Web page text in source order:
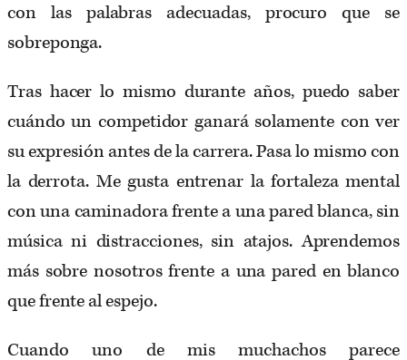
con las palabras adecuadas, procuro que se
sobreponga.
Tras hacer lo mismo durante años, puedo saber
cuándo un competidor ganará solamente con ver
su expresión antes de la carrera. Pasa lo mismo con
la derrota. Me gusta entrenar la fortaleza mental
con una caminadora frente a una pared blanca, sin
música ni distracciones, sin atajos. Aprendemos
más sobre nosotros frente a una pared en blanco
que frente al espejo.
Cuando uno de mis muchachos parece